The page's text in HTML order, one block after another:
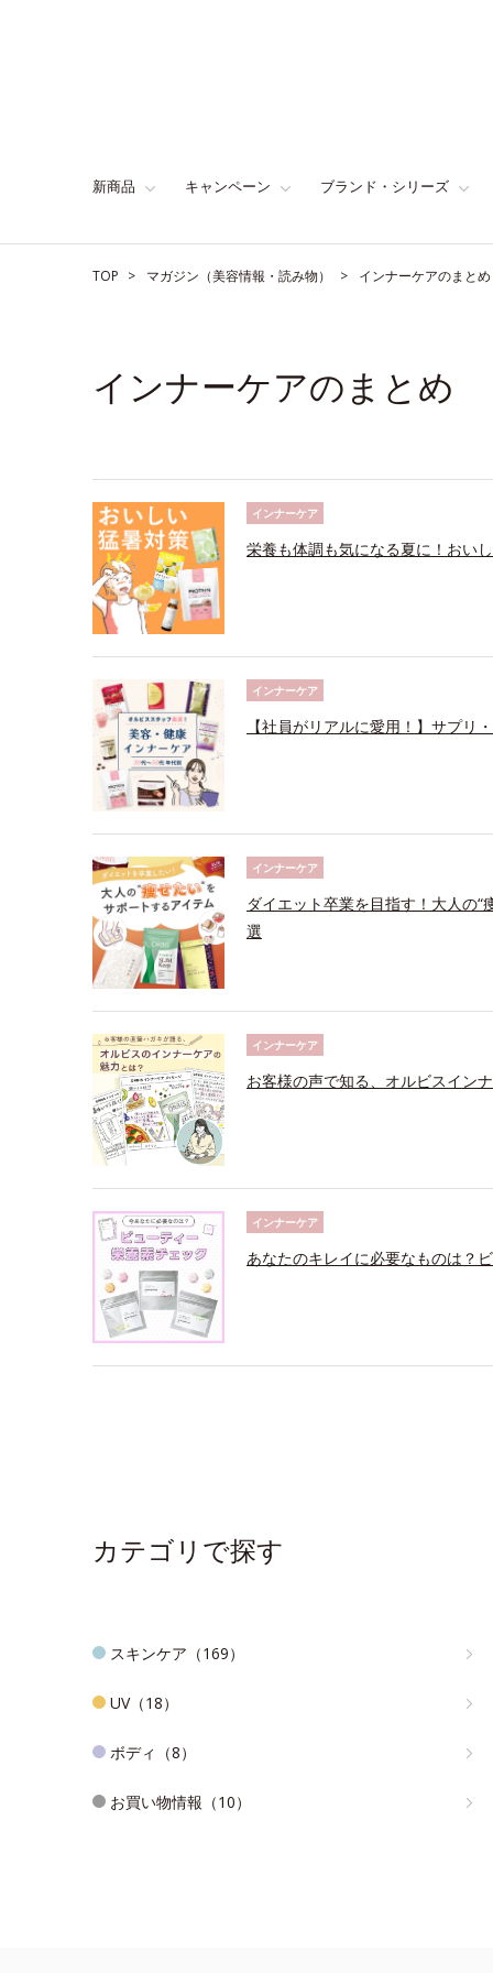
新商品 キャンペーン ブランド・シリーズ
TOP マガジン（美容情報・読み物） インナーケアのまとめ
インナーケアのまとめ
インナーケア
栄養も体調も気になる夏に！おい
インナーケア
【社員がリアルに愛用！】サプリ
インナーケア
ダイエット卒業を目指す！大人の
選
インナーケア
お客様の声で知る、オルビスイン
インナーケア
あなたのキレイに必要なものは？
カテゴリで探す
スキンケア（169）
UV（18）
ボディ（8）
お買い物情報（10）